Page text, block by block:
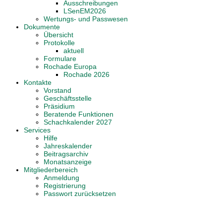
Ausschreibungen
LSenEM2026
Wertungs- und Passwesen
Dokumente
Übersicht
Protokolle
aktuell
Formulare
Rochade Europa
Rochade 2026
Kontakte
Vorstand
Geschäftsstelle
Präsidium
Beratende Funktionen
Schachkalender 2027
Services
Hilfe
Jahreskalender
Beitragsarchiv
Monatsanzeige
Mitgliederbereich
Anmeldung
Registrierung
Passwort zurücksetzen